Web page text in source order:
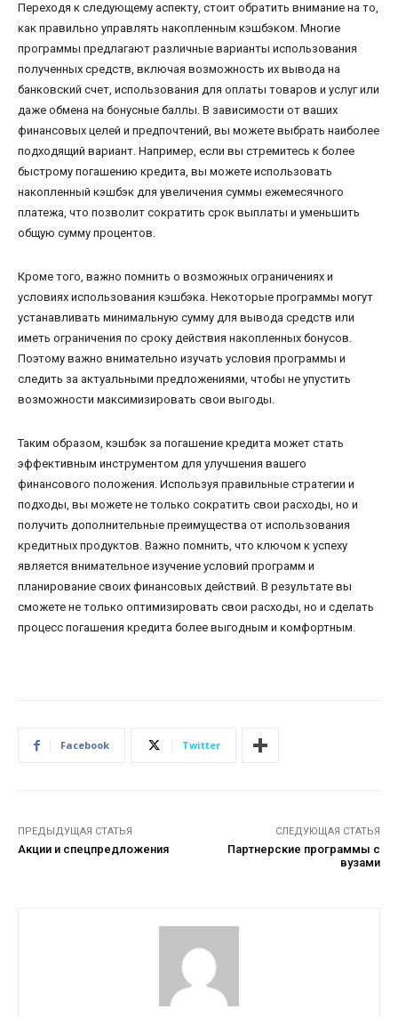
Переходя к следующему аспекту, стоит обратить внимание на то,
как правильно управлять накопленным кэшбэком. Многие
программы предлагают различные варианты использования
полученных средств, включая возможность их вывода на
банковский счет, использования для оплаты товаров и услуг или
даже обмена на бонусные баллы. В зависимости от ваших
финансовых целей и предпочтений, вы можете выбрать наиболее
подходящий вариант. Например, если вы стремитесь к более
быстрому погашению кредита, вы можете использовать
накопленный кэшбэк для увеличения суммы ежемесячного
платежа, что позволит сократить срок выплаты и уменьшить
общую сумму процентов.
Кроме того, важно помнить о возможных ограничениях и
условиях использования кэшбэка. Некоторые программы могут
устанавливать минимальную сумму для вывода средств или
иметь ограничения по сроку действия накопленных бонусов.
Поэтому важно внимательно изучать условия программы и
следить за актуальными предложениями, чтобы не упустить
возможности максимизировать свои выгоды.
Таким образом, кэшбэк за погашение кредита может стать
эффективным инструментом для улучшения вашего
финансового положения. Используя правильные стратегии и
подходы, вы можете не только сократить свои расходы, но и
получить дополнительные преимущества от использования
кредитных продуктов. Важно помнить, что ключом к успеху
является внимательное изучение условий программ и
планирование своих финансовых действий. В результате вы
сможете не только оптимизировать свои расходы, но и сделать
процесс погашения кредита более выгодным и комфортным.
Facebook Twitter
ПРЕДЫДУЩАЯ СТАТЬЯ
Акции и спецпредложения
СЛЕДУЮЩАЯ СТАТЬЯ
Партнерские программы с
вузами